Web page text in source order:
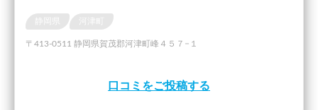
〒413-0511 静岡県賀茂郡河津町峰４５７−１
口コミをご投稿する